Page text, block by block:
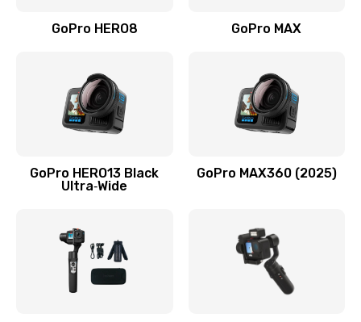
GoPro HERO8 GoPro MAX
GoPro HERO13 Black
Ultra‑Wide
GoPro MAX360 (2025)